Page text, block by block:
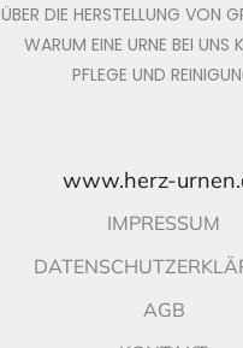
ÜBER DIE HERSTELLUNG VON
WARUM EINE URNE BEI UNS
PFLEGE UND
www.herz-
IMPRESSUM
AGB